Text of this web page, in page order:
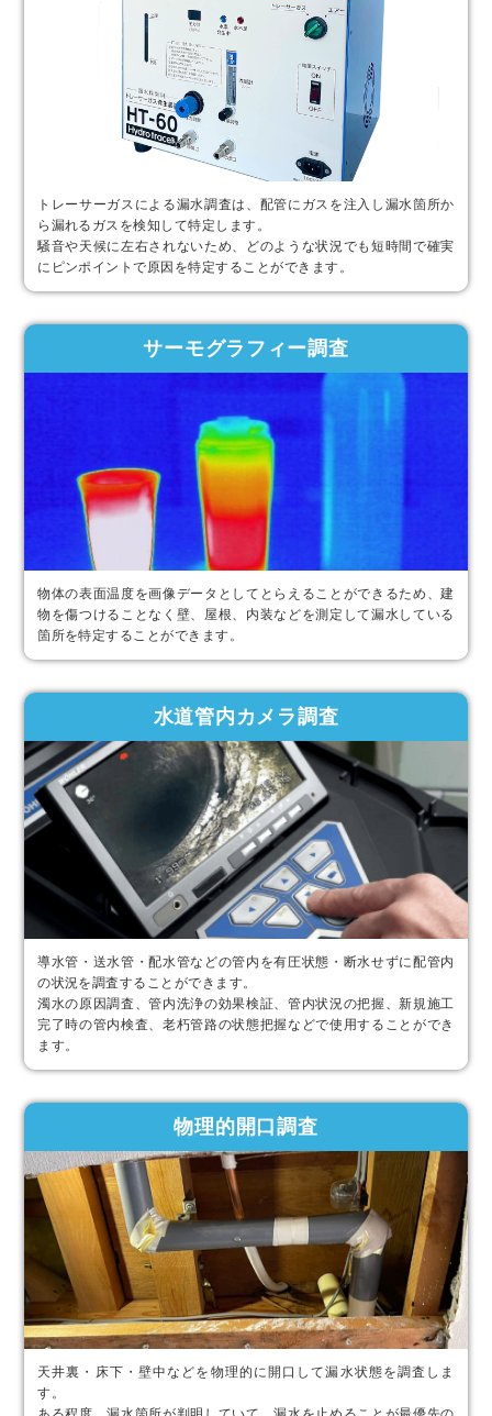
トレーサーガスによる漏水調査は、配管にガスを注入し漏水箇所か
ら漏れるガスを検知して特定します。
騒音や天候に左右されないため、どのような状況でも短時間で確実
にピンポイントで原因を特定することができます。
サーモグラフィー調査
物体の表面温度を画像データとしてとらえることができるため、建
物を傷つけることなく壁、屋根、内装などを測定して漏水している
箇所を特定することができます。
水道管内カメラ調査
導水管・送水管・配水管などの管内を有圧状態・断水せずに配管内
の状況を調査することができます。
濁水の原因調査、管内洗浄の効果検証、管内状況の把握、新規施工
完了時の管内検査、老朽管路の状態把握などで使用することができ
ます。
物理的開口調査
天井裏・床下・壁中などを物理的に開口して漏水状態を調査しま
す。